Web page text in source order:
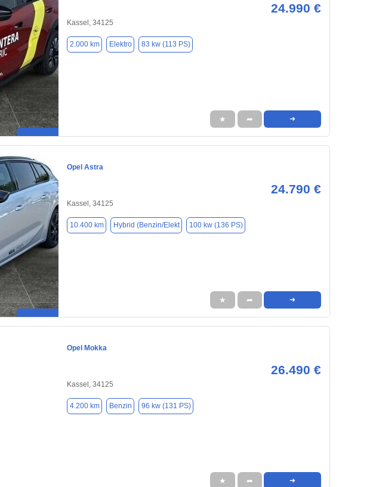
24.990 €
Kassel, 34125
2.000 km Elektro 83 kw (113 PS)
★ ➦ ➜
Opel Astra
24.790 €
Kassel, 34125
10.400 km Hybrid (Benzin/Elekt 100 kw (136 PS)
★ ➦ ➜
Opel Mokka
26.490 €
Kassel, 34125
4.200 km Benzin 96 kw (131 PS)
★ ➦ ➜